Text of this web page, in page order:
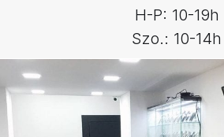
H-P: 10-19h
Szo.: 10-14h